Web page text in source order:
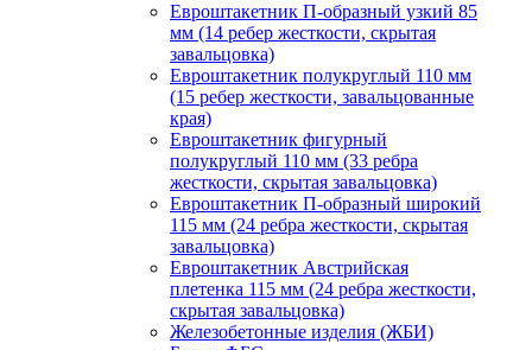
Евроштакетник П-образный узкий 85
мм (14 ребер жесткости, скрытая
завальцовка)
Евроштакетник полукруглый 110 мм
(15 ребер жесткости, завальцованные
края)
Евроштакетник фигурный
полукруглый 110 мм (33 ребра
жесткости, скрытая завальцовка)
Евроштакетник П-образный широкий
115 мм (24 ребра жесткости, скрытая
завальцовка)
Евроштакетник Австрийская
плетенка 115 мм (24 ребра жесткости,
скрытая завальцовка)
Железобетонные изделия (ЖБИ)